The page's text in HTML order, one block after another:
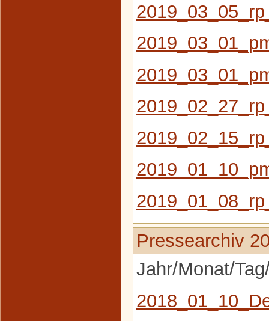
Pressearchiv
Jahr/Monat/